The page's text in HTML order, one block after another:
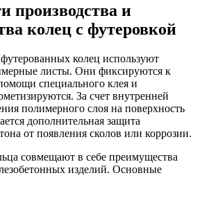
производства и
колец с футеровкой
колец используют
листы. Они фиксируются к
специального клея и
За счет внутренней
полимерного слоя на поверхность
дополнительная защита
от появления сколов или коррозии.
совмещают в себе преимущества
изделий. Основные